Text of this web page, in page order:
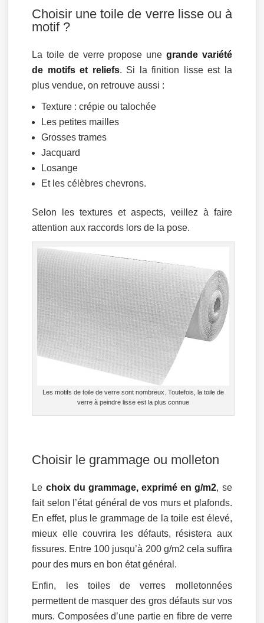
Choisir une toile de verre lisse ou à
motif ?
La toile de verre propose une grande variété
de motifs et reliefs. Si la finition lisse est la
plus vendue, on retrouve aussi :
Texture : crépie ou talochée
Les petites mailles
Grosses trames
Jacquard
Losange
Et les célèbres chevrons.
Selon les textures et aspects, veillez à faire
attention aux raccords lors de la pose.
Les motifs de toile de verre sont nombreux. Toutefois, la toile de
verre à peindre lisse est la plus connue
Choisir le grammage ou molleton
Le choix du grammage, exprimé en g/m2, se
fait selon l’état général de vos murs et plafonds.
En effet, plus le grammage de la toile est élevé,
mieux elle couvrira les défauts, résistera aux
fissures. Entre 100 jusqu’à 200 g/m2 cela suffira
pour des murs en bon état général.
Enfin, les toiles de verres molletonnées
permettent de masquer des gros défauts sur vos
murs. Composées d’une partie en fibre de verre